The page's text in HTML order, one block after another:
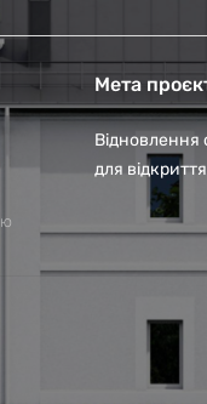
Мета
Відновлення
для